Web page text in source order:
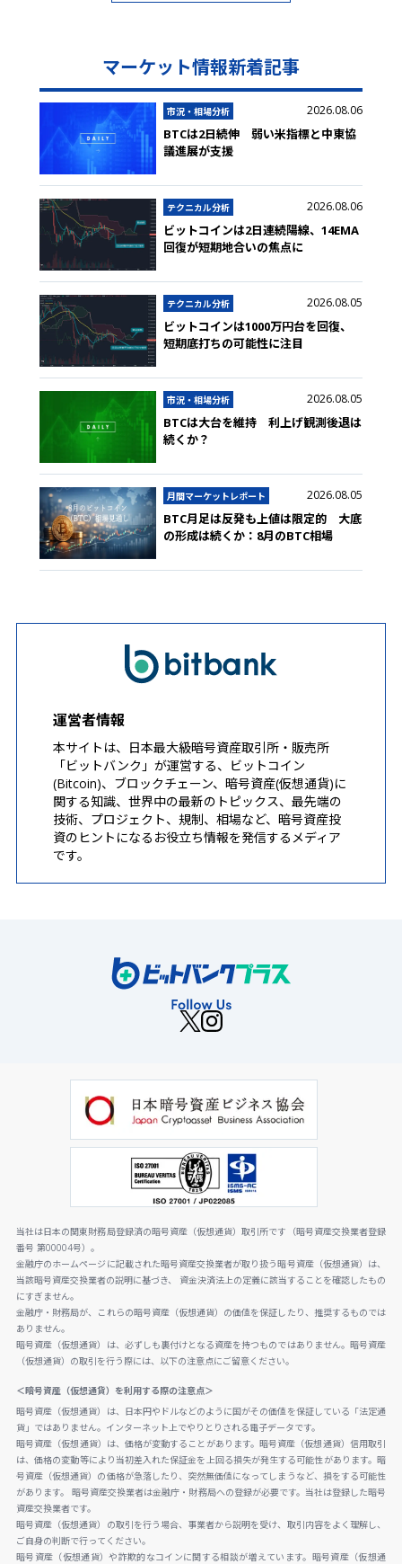
マーケット情報新着記事
市況・相場分析 2026.08.06
BTCは2日続伸 弱い米指標と中東協
議進展が支援
テクニカル分析 2026.08.06
ビットコインは2日連続陽線、14EMA
回復が短期地合いの焦点に
テクニカル分析 2026.08.05
ビットコインは1000万円台を回復、
短期底打ちの可能性に注目
市況・相場分析 2026.08.05
BTCは大台を維持 利上げ観測後退は
続くか？
月間マーケットレポート 2026.08.05
BTC月足は反発も上値は限定的 大底
の形成は続くか：8月のBTC相場
運営者情報
本サイトは、日本最大級暗号資産取引所・販売所
「ビットバンク」が運営する、ビットコイン
(Bitcoin)、ブロックチェーン、暗号資産(仮想通貨)に
関する知識、世界中の最新のトピックス、最先端の
技術、プロジェクト、規制、相場など、暗号資産投
資のヒントになるお役立ち情報を発信するメディア
です。
当社は日本の関東財務局登録済の暗号資産（仮想通貨）取引所です（暗号資産交換業者登録
番号 第00004号）。
金融庁のホームページに記載された暗号資産交換業者が取り扱う暗号資産（仮想通貨）は、
当該暗号資産交換業者の説明に基づき、 資金決済法上の定義に該当することを確認したもの
にすぎません。
金融庁・財務局が、これらの暗号資産（仮想通貨）の価値を保証したり、推奨するものでは
ありません。
暗号資産（仮想通貨）は、必ずしも裏付けとなる資産を持つものではありません。暗号資産
（仮想通貨）の取引を行う際には、以下の注意点にご留意ください。
＜暗号資産（仮想通貨）を利用する際の注意点＞
暗号資産（仮想通貨）は、日本円やドルなどのように国がその価値を保証している「法定通
貨」ではありません。インターネット上でやりとりされる電子データです。
暗号資産（仮想通貨）は、価格が変動することがあります。暗号資産（仮想通貨）信用取引
は、価格の変動等により当初差入れた保証金を上回る損失が発生する可能性があります。暗
号資産（仮想通貨）の価格が急落したり、突然無価値になってしまうなど、損をする可能性
があります。 暗号資産交換業者は金融庁・財務局への登録が必要です。当社は登録した暗号
資産交換業者です。
暗号資産（仮想通貨）の取引を行う場合、事業者から説明を受け、取引内容をよく理解し、
ご自身の判断で行ってください。
暗号資産（仮想通貨）や詐欺的なコインに関する相談が増えています。暗号資産（仮想通